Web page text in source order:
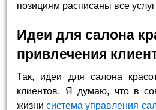
позициям расписаны все
Идеи для салона
привлечения
Так, идеи для салона
клиентов. Я думаю, что в
жизнисистема управления